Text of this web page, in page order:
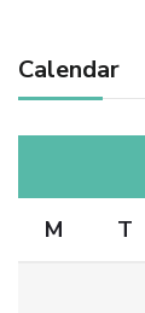
Calendar
M T